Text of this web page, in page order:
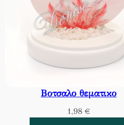
Βοτσαλο θεματικο
1,98 €